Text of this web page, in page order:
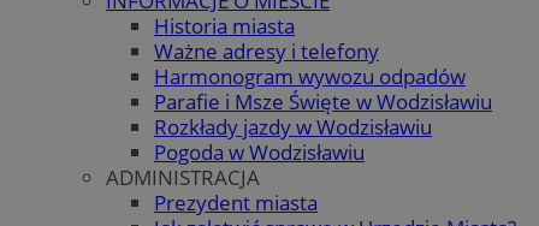
Historia miasta
Ważne adresy i telefony
Harmonogram wywozu odpadów
Parafie i Msze Święte w Wodzisławiu
Rozkłady jazdy w Wodzisławiu
Pogoda w Wodzisławiu
ADMINISTRACJA
Prezydent miasta